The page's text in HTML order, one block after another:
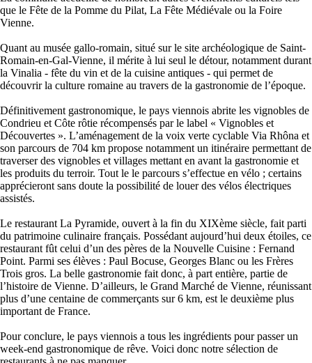
que le Fête de la Pomme du Pilat, La Fête Médiévale ou la Foire
Vienne.
Quant au musée gallo-romain, situé sur le site archéologique de Saint-
Romain-en-Gal-Vienne, il mérite à lui seul le détour, notamment durant
la Vinalia - fête du vin et de la cuisine antiques - qui permet de
découvrir la culture romaine au travers de la gastronomie de l’époque.
Définitivement gastronomique, le pays viennois abrite les vignobles de
Condrieu et Côte rôtie récompensés par le label « Vignobles et
Découvertes ». L’aménagement de la voix verte cyclable Via Rhôna et
son parcours de 704 km propose notamment un itinéraire permettant de
traverser des vignobles et villages mettant en avant la gastronomie et
les produits du terroir. Tout le le parcours s’effectue en vélo ; certains
apprécieront sans doute la possibilité de louer des vélos électriques
assistés.
Le restaurant La Pyramide, ouvert à la fin du XIXème siècle, fait parti
du patrimoine culinaire français. Possédant aujourd’hui deux étoiles, ce
restaurant fût celui d’un des pères de la Nouvelle Cuisine : Fernand
Point. Parmi ses élèves : Paul Bocuse, Georges Blanc ou les Frères
Trois gros. La belle gastronomie fait donc, à part entière, partie de
l’histoire de Vienne. D’ailleurs, le Grand Marché de Vienne, réunissant
plus d’une centaine de commerçants sur 6 km, est le deuxième plus
important de France.
Pour conclure, le pays viennois a tous les ingrédients pour passer un
week-end gastronomique de rêve. Voici donc notre sélection de